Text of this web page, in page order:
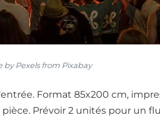
by Pexels from Pixabay
Format 85x200 cm,
Prévoir 2 unités pour un